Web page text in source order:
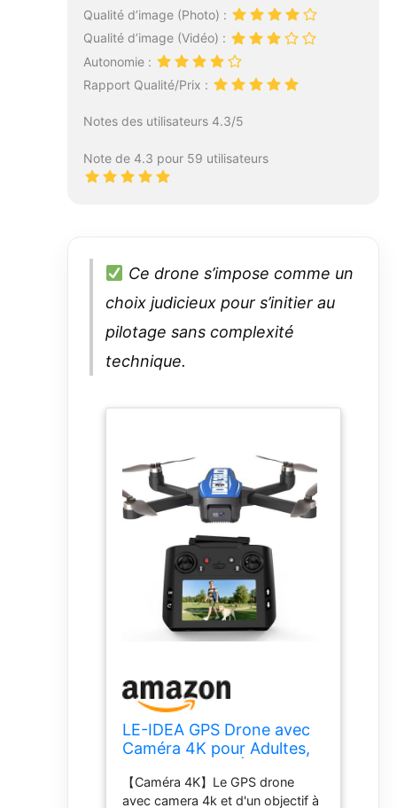
Qualité d’image (Photo) :
Qualité d’image (Vidéo) :
Autonomie :
Rapport Qualité/Prix :
Notes des utilisateurs 4.3/5
Note de 4.3 pour 59 utilisateurs
Ce drone s’impose comme un
choix judicieux pour s’initier au
pilotage sans complexité
technique.
LE-IDEA GPS Drone avec
Caméra 4K pour Adultes,
Pouces, Retour Intelligent
GPS, Fonction Follow Me,
【Caméra 4K】Le GPS drone
avec camera 4k et d'un objectif à